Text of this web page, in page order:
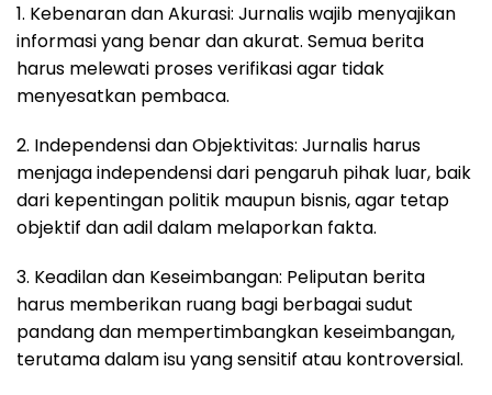
1. Kebenaran dan Akurasi: Jurnalis wajib menyajikan
informasi yang benar dan akurat. Semua berita
harus melewati proses verifikasi agar tidak
menyesatkan pembaca.
2. Independensi dan Objektivitas: Jurnalis harus
menjaga independensi dari pengaruh pihak luar, baik
dari kepentingan politik maupun bisnis, agar tetap
objektif dan adil dalam melaporkan fakta.
3. Keadilan dan Keseimbangan: Peliputan berita
harus memberikan ruang bagi berbagai sudut
pandang dan mempertimbangkan keseimbangan,
terutama dalam isu yang sensitif atau kontroversial.